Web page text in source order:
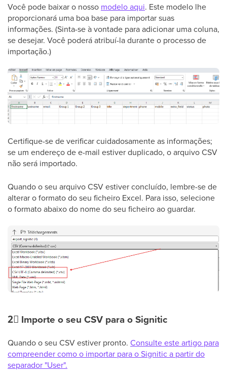
Você pode baixar o nosso modelo aqui. Este modelo lhe
proporcionará uma boa base para importar suas
informações. (Sinta-se à vontade para adicionar uma coluna,
se desejar. Você poderá atribuí-la durante o processo de
importação.)
Certifique-se de verificar cuidadosamente as informações;
se um endereço de e-mail estiver duplicado, o arquivo CSV
não será importado.
Quando o seu arquivo CSV estiver concluído, lembre-se de
alterar o formato do seu ficheiro Excel. Para isso, selecione
o formato abaixo do nome do seu ficheiro ao guardar.
2⃣ Importe o seu CSV para o Signitic
Quando o seu CSV estiver pronto. Consulte este artigo para
compreender como o importar para o Signitic a partir do
separador "User".